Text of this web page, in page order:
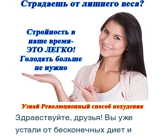
Здравствуйте, друзья! Вы уже
устали от бесконечных диет и